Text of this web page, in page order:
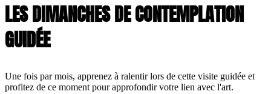
LES DIMANCHES DE CONTEMPLATION
GUIDÉE
Une fois par mois, apprenez à ralentir lors de cette visite guidée et
profitez de ce moment pour approfondir votre lien avec l'art.